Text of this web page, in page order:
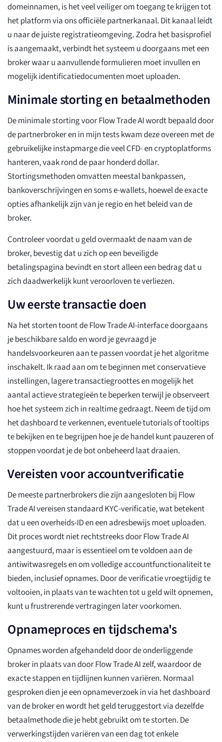
domeinnamen, is het veel veiliger om toegang te krijgen tot
het platform via ons officiële partnerkanaal. Dit kanaal leidt
u naar de juiste registratieomgeving. Zodra het basisprofiel
is aangemaakt, verbindt het systeem u doorgaans met een
broker waar u aanvullende formulieren moet invullen en
mogelijk identificatiedocumenten moet uploaden.
Minimale storting en betaalmethoden
De minimale storting voor Flow Trade AI wordt bepaald door
de partnerbroker en in mijn tests kwam deze overeen met de
gebruikelijke instapmarge die veel CFD- en cryptoplatforms
hanteren, vaak rond de paar honderd dollar.
Stortingsmethoden omvatten meestal bankpassen,
bankoverschrijvingen en soms e-wallets, hoewel de exacte
opties afhankelijk zijn van je regio en het beleid van de
broker.
Controleer voordat u geld overmaakt de naam van de
broker, bevestig dat u zich op een beveiligde
betalingspagina bevindt en stort alleen een bedrag dat u
zich daadwerkelijk kunt veroorloven te verliezen.
Uw eerste transactie doen
Na het storten toont de Flow Trade AI-interface doorgaans
je beschikbare saldo en word je gevraagd je
handelsvoorkeuren aan te passen voordat je het algoritme
inschakelt. Ik raad aan om te beginnen met conservatieve
instellingen, lagere transactiegroottes en mogelijk het
aantal actieve strategieën te beperken terwijl je observeert
hoe het systeem zich in realtime gedraagt. Neem de tijd om
het dashboard te verkennen, eventuele tutorials of tooltips
te bekijken en te begrijpen hoe je de handel kunt pauzeren of
stoppen voordat je de bot onbeheerd laat draaien.
Vereisten voor accountverificatie
De meeste partnerbrokers die zijn aangesloten bij Flow
Trade AI vereisen standaard KYC-verificatie, wat betekent
dat u een overheids-ID en een adresbewijs moet uploaden.
Dit proces wordt niet rechtstreeks door Flow Trade AI
aangestuurd, maar is essentieel om te voldoen aan de
antiwitwasregels en om volledige accountfunctionaliteit te
bieden, inclusief opnames. Door de verificatie vroegtijdig te
voltooien, in plaats van te wachten tot u geld wilt opnemen,
kunt u frustrerende vertragingen later voorkomen.
Opnameproces en tijdschema's
Opnames worden afgehandeld door de onderliggende
broker in plaats van door Flow Trade AI zelf, waardoor de
exacte stappen en tijdlijnen kunnen variëren. Normaal
gesproken dien je een opnameverzoek in via het dashboard
van de broker en wordt het geld teruggestort via dezelfde
betaalmethode die je hebt gebruikt om te storten. De
verwerkingstijden variëren van een dag tot enkele